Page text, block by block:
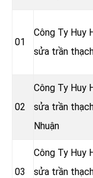
01
Công Ty Huy
sửa trần
02
Công Ty Huy
sửa trần
Nhuận
03
Công Ty Huy
sửa trần